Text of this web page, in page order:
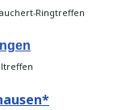
Ringtreffen